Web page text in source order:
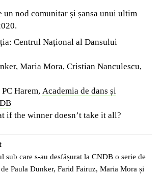
un nod comunitar și șansa unui ultim
Centrul Național al Dansului
Maria Mora, Cristian Nanculescu,
Harem, Academia de dans și
if the winner doesn’t take it all?
sub care s-au desfășurat la CNDB o serie de
Paula Dunker, Farid Fairuz, Maria Mora și